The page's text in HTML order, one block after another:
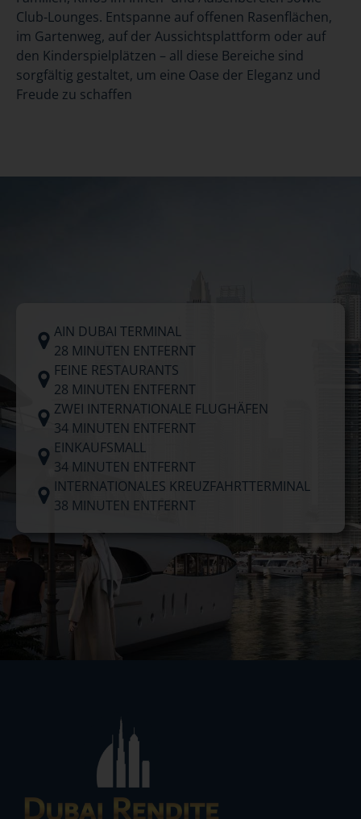
Club-Lounges. Entspanne auf offenen Rasenflächen,
im Gartenweg, auf der Aussichtsplattform oder auf
den Kinderspielplätzen – all diese Bereiche sind
sorgfältig gestaltet, um eine Oase der Eleganz und
Freude zu schaffen
AIN DUBAI TERMINAL
28 MINUTEN ENTFERNT
FEINE RESTAURANTS
28 MINUTEN ENTFERNT
ZWEI INTERNATIONALE FLUGHÄFEN
34 MINUTEN ENTFERNT
EINKAUFSMALL
34 MINUTEN ENTFERNT
INTERNATIONALES KREUZFAHRTTERMINAL
38 MINUTEN ENTFERNT